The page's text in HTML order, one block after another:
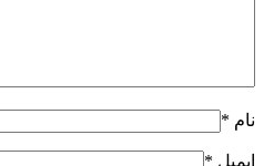
نام *
ایمیل *